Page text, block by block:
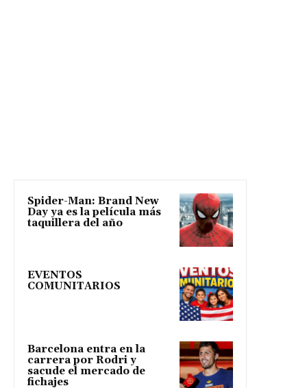
Spider-Man: Brand New
Day ya es la película más
taquillera del año
EVENTOS
COMUNITARIOS
Barcelona entra en la
carrera por Rodri y
sacude el mercado de
fichajes